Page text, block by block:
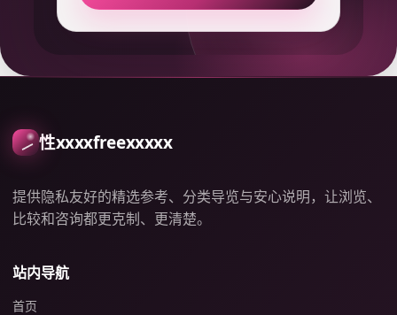
性xxxxfreexxxxx
提供隐私友好的精选参考、分类导览与安心说明，让浏览、
比较和咨询都更克制、更清楚。
站内导航
首页